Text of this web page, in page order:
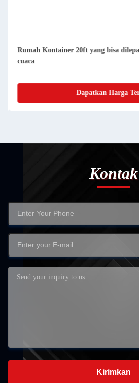
Rumah Kontainer Prefab
Dapatkan
Kontak
Kirimkan